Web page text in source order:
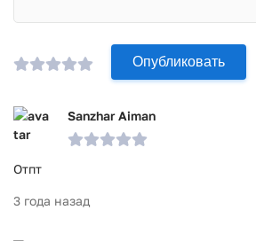
Опубликовать
Sanzhar Aiman
Отпт
3 года назад